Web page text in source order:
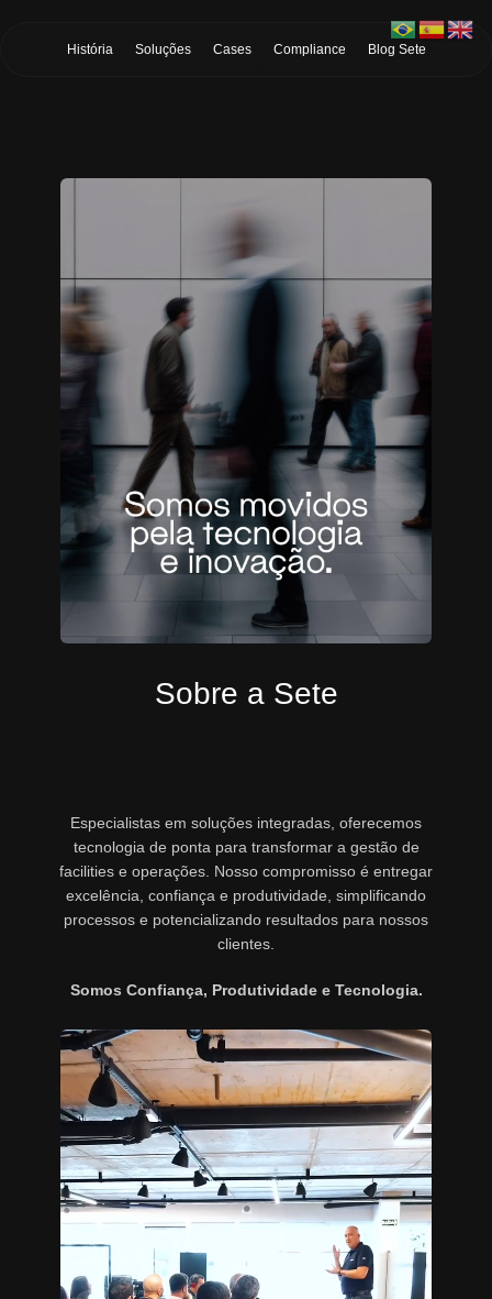
História Soluções Cases Compliance Blog Sete
Sobre a Sete
Especialistas em soluções integradas, oferecemos
tecnologia de ponta para transformar a gestão de
facilities e operações. Nosso compromisso é entregar
excelência, confiança e produtividade, simplificando
processos e potencializando resultados para nossos
clientes.
Somos Confiança, Produtividade e Tecnologia.